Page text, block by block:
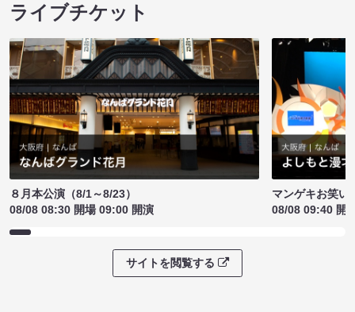
ライブチケット
８月本公演（8/1～8/23）
08/08 08:30 開場 09:00 開演
マンゲキお笑い
08/08 09:40 開
サイトを閲覧する